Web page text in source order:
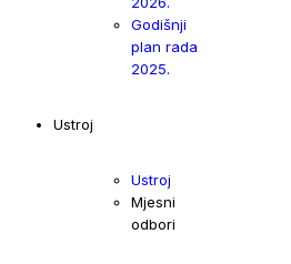
Godišnji
plan rada
2025.
Ustroj
Ustroj
Mjesni
odbori